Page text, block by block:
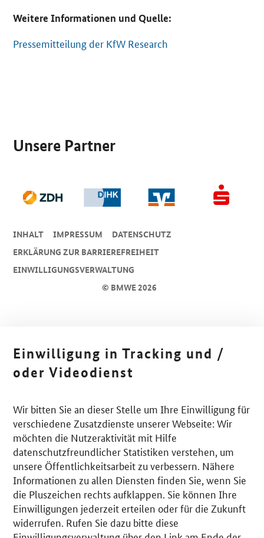
Weitere Informationen und Quelle:
Pressemitteilung der KfW Research
Unsere Partner
© BMWE 2026
INHALT IMPRESSUM
DA­TEN­SCHUTZ
ERKLÄRUNG ZUR BARRIEREFREIHEIT
EINWILLIGUNGSVERWALTUNG
Einwilligung in Tracking und /
oder Videodienst
Wir bitten Sie an dieser Stelle um Ihre Einwilligung für
verschiedene Zusatzdienste unserer Webseite: Wir
möchten die Nutzeraktivität mit Hilfe
datenschutzfreundlicher Statistiken verstehen, um
unsere Öffentlichkeitsarbeit zu verbessern. Nähere
Informationen zu allen Diensten finden Sie, wenn Sie
die Pluszeichen rechts aufklappen. Sie können Ihre
Einwilligungen jederzeit erteilen oder für die Zukunft
widerrufen. Rufen Sie dazu bitte diese